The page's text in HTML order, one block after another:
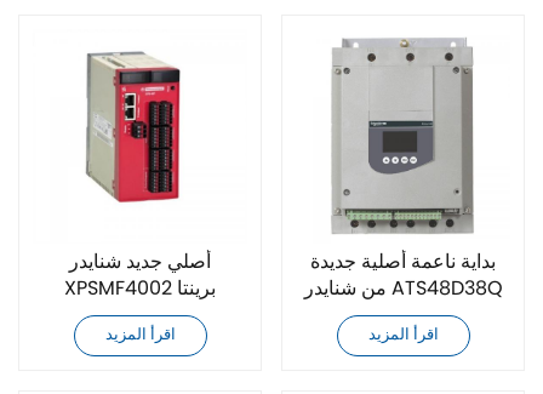
أصلي جديد شنايدر
XPSMF4002 برينتا
للسلامة PLC مدمج
اقرأ المزيد
بداية ناعمة أصلية جديدة
من شنايدر ATS48D38Q
اقرأ المزيد